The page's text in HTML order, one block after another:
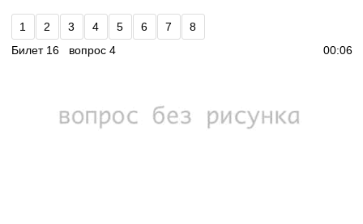
1 2 3 4 5 6 7
8
Билет 16 вопрос 4
00:06